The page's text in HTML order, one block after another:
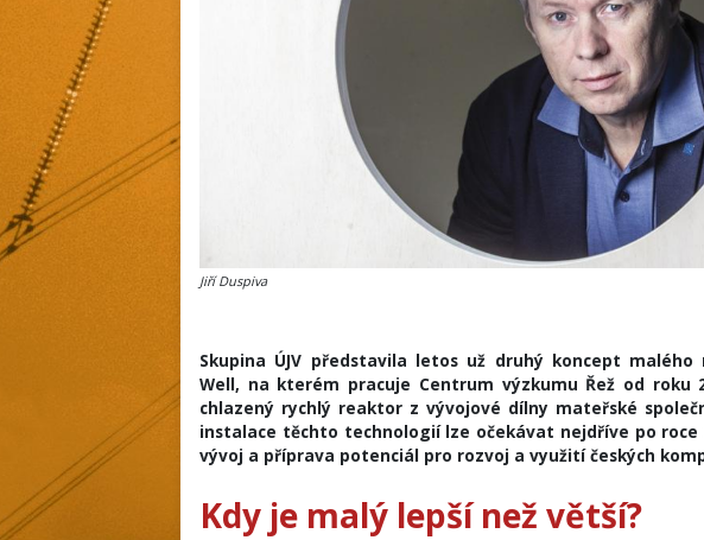
Jiří Duspiva
Skupina ÚJV představila letos už druhý koncept
Well, na kterém pracuje Centrum výzkumu Řež od roku
chlazený rychlý reaktor z vývojové dílny mateřské
instalace těchto technologií lze očekávat nejdříve po roce
vývoj a příprava potenciál pro rozvoj a využití českých
Kdy je malý lepší než větší?